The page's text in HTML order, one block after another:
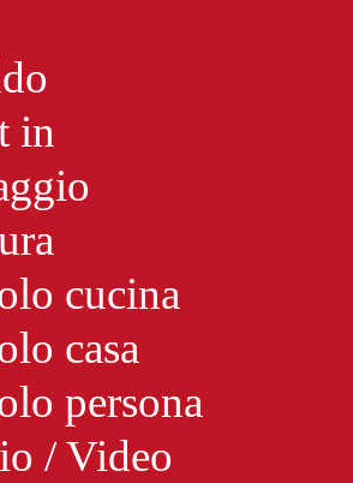
in
cucina
casa
persona
/ Video